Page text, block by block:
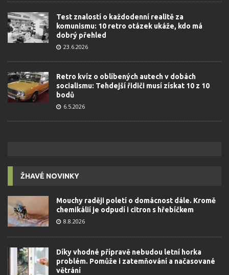
Test znalostí o každodenní realitě za
komunismu: 10 retro otázek ukáže, kdo má
dobrý přehled
23.6.2026
Retro kvíz o oblíbených autech v dobách
socialismu: Tehdejší řidiči musí získat 10 z 10
bodů
6.5.2026
ŽHAVÉ NOVINKY
Mouchy raději poletí o domácnost dále. Kromě
chemikálií je odpudí i citron s hřebíčkem
8.8.2026
Díky vhodné přípravě nebudou letní horka
problém. Pomůže i zatemňování a načasované
větrání